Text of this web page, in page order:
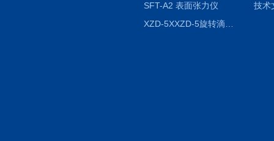
SFT-A2 表面张力仪
XZD-5XXZD-5旋转滴超低界面张力仪
技术